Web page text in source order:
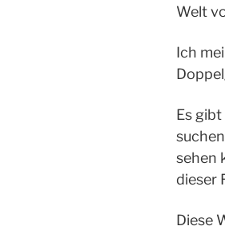
Welt
Ich
Es
sehen
dieser
Diese